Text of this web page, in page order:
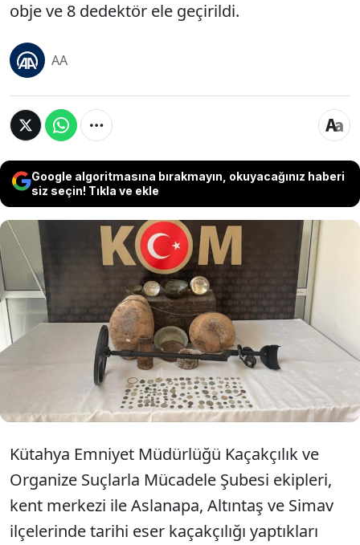
obje ve 8 dedektör ele geçirildi.
AA
Google algoritmasına bırakmayın, okuyacağınız haberi
siz seçin! Tıkla ve ekle
Kütahya'da düzenlenen tarihi eser kaçakçılığı
operasyonunda, 5 zanlı gözaltına alındı. -Antik
Roma dönemine ait olduğu tahmin edilen
sikkelerin de aralarında bulunduğu 607 tarihi
obje ve 8 dedektör ele geçirildi.
Kütahya Emniyet Müdürlüğü Kaçakçılık ve
Organize Suçlarla Mücadele Şubesi ekipleri,
kent merkezi ile Aslanapa, Altıntaş ve Simav
ilçelerinde tarihi eser kaçakçılığı yaptıkları